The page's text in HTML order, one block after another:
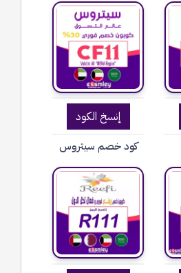
إنسخ الكود
كود خصم سيتروس